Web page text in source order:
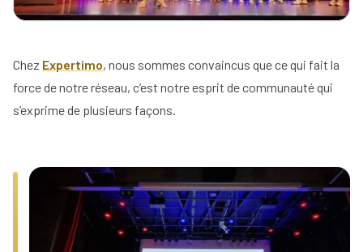
revenus
Profil
Agence
Réserver
ma
Chez Expertimo, nous sommes convaincus que ce qui fait la
force de notre réseau, c’est notre esprit de communauté qui
s’exprime de plusieurs façons.